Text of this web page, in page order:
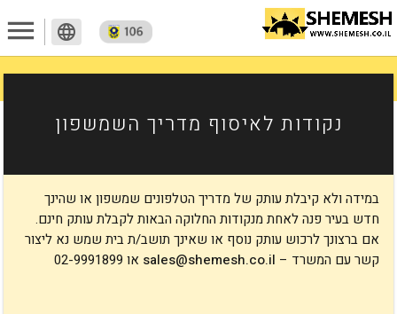
language
menu
לשמור
נקודות לאיסוף מדריך השמשפון
במידה ולא קיבלת עותק של מדריך הטלפונים שמשפון או שהינך
חדש בעיר פנה לאחת מנקודות החלוקה הבאות לקבלת עותק חינם.
אם ברצונך לרכוש עותק נוסף או שאינך תושב/ת בית שמש נא ליצור
קשר עם המשרד – sales@shemesh.co.il או 02-9991899